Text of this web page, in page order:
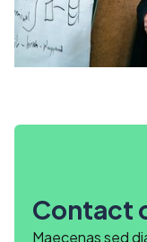
Contact
Maecenas sed